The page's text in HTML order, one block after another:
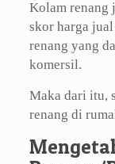
Kolam renang
skor harga
renang yang
komersil.
Maka dari itu,
renang di